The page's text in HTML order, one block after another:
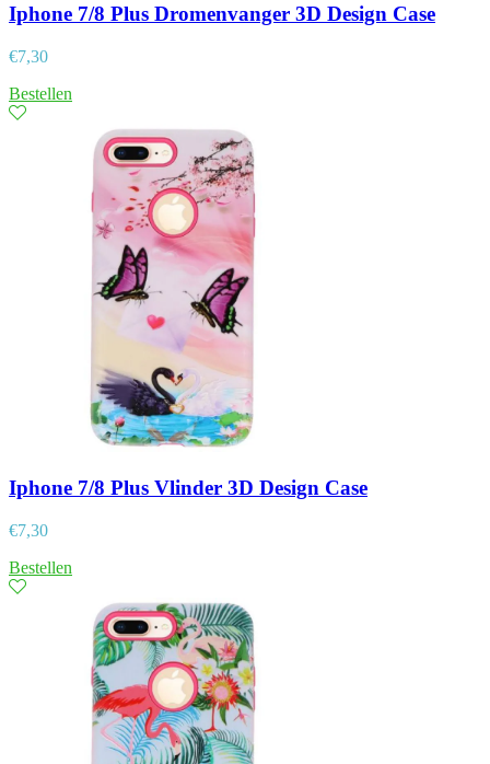
Iphone 7/8 Plus Dromenvanger 3D Design Case
€7,30
Bestellen
Iphone 7/8 Plus Vlinder 3D Design Case
€7,30
Bestellen